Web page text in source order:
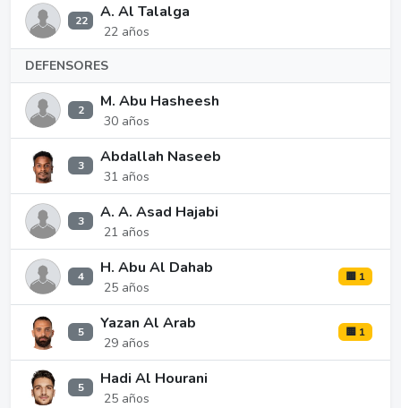
22 A. Al Talalga
22 años
DEFENSORES
2 M. Abu Hasheesh
30 años
3 Abdallah Naseeb
31 años
3 A. A. Asad Hajabi
21 años
4 H. Abu Al Dahab
25 años
🟨 1
5 Yazan Al Arab
29 años
🟨 1
5 Hadi Al Hourani
25 años